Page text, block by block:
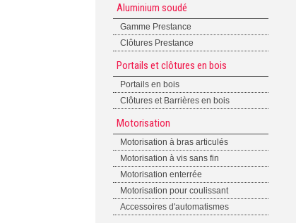
Aluminium soudé
Gamme Prestance
Clôtures Prestance
Portails et clôtures en bois
Portails en bois
Clôtures et Barrières en bois
Motorisation
Motorisation à bras articulés
Motorisation à vis sans fin
Motorisation enterrée
Motorisation pour coulissant
Accessoires d'automatismes